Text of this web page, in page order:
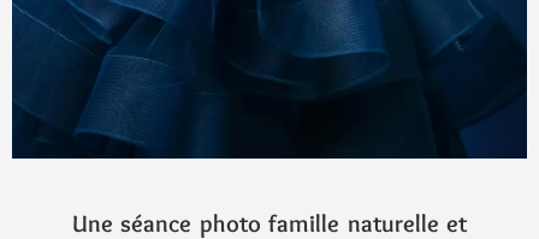
Une séance photo famille naturelle et